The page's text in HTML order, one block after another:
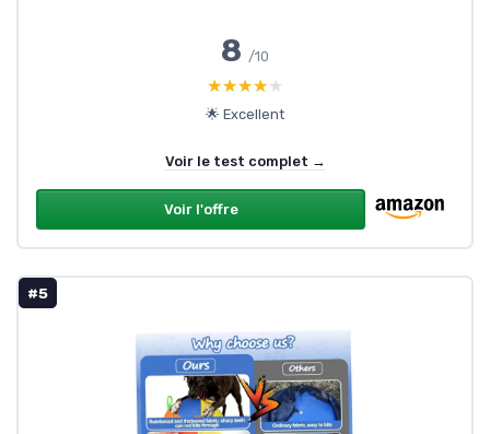
8 /10
★★★★★
★★★★★
🌟 Excellent
Voir le test complet →
Voir l'offre
#5